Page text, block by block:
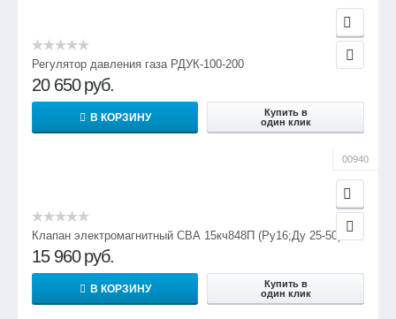
Регулятор давления газа РДУК-100-200
20 650 руб.
В КОРЗИНУ
Купить в
один клик
00940
Клапан электромагнитный СВА 15кч848П (Ру16;Ду 25-50)
15 960 руб.
В КОРЗИНУ
Купить в
один клик